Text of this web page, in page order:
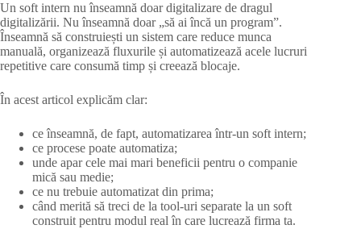
Un soft intern nu înseamnă doar digitalizare de dragul
digitalizării. Nu înseamnă doar „să ai încă un program”.
Înseamnă să construiești un sistem care reduce munca
manuală, organizează fluxurile și automatizează acele lucruri
repetitive care consumă timp și creează blocaje.
În acest articol explicăm clar:
ce înseamnă, de fapt, automatizarea într-un soft intern;
ce procese poate automatiza;
unde apar cele mai mari beneficii pentru o companie
mică sau medie;
ce nu trebuie automatizat din prima;
când merită să treci de la tool-uri separate la un soft
construit pentru modul real în care lucrează firma ta.